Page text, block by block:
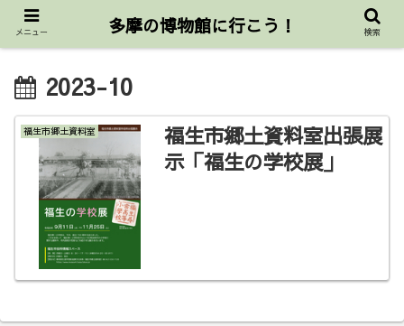
2023-10
福生市郷土資料室
福生市郷土資料室出張展
示「福生の学校展」
メニュー 多摩の博物館に行こう！ 検索